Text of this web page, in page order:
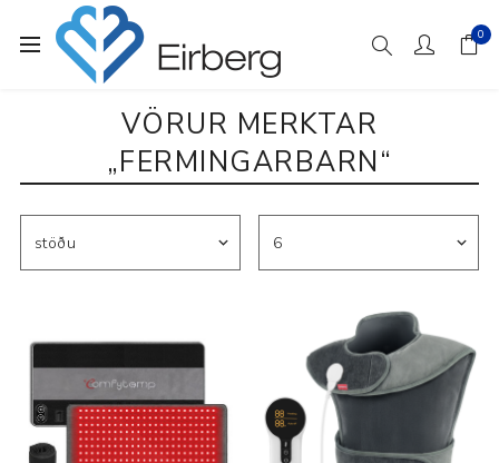
0
VÖRUR MERKTAR
„FERMINGARBARN“